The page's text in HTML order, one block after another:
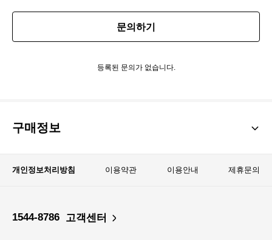
문의하기
등록된 문의가 없습니다.
구매정보
개인정보처리방침 이용약관 이용안내 제휴문의
1544-8786 고객센터